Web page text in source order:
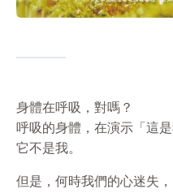
身體在呼吸，對嗎？
呼吸的身體，在演示「這
它不是我。
但是，何時我們的心迷失，